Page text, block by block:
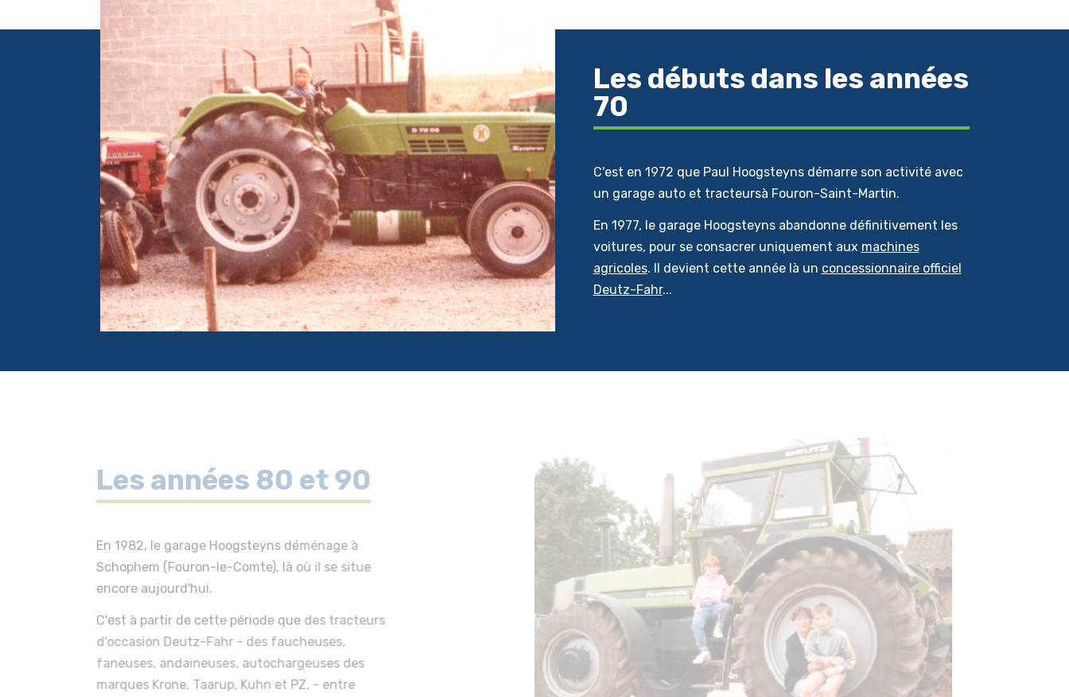
Les débuts dans les années
70
C'est en 1972 que Paul Hoogsteyns démarre son activité avec
un garage auto et tracteursà Fouron-Saint-Martin.
En 1977, le garage Hoogsteyns abandonne définitivement les
voitures, pour se consacrer uniquement aux machines
agricoles. Il devient cette année là un concessionnaire officiel
Deutz-Fahr...
Les années 80 et 90
En 1982, le garage Hoogsteyns déménage à
Schophem (Fouron-le-Comte), là où il se situe
encore aujourd'hui.
C'est à partir de cette période que des tracteurs
d'occasion Deutz-Fahr - des faucheuses,
faneuses, andaineuses, autochargeuses des
marques Krone, Taarup, Kuhn et PZ, - entre